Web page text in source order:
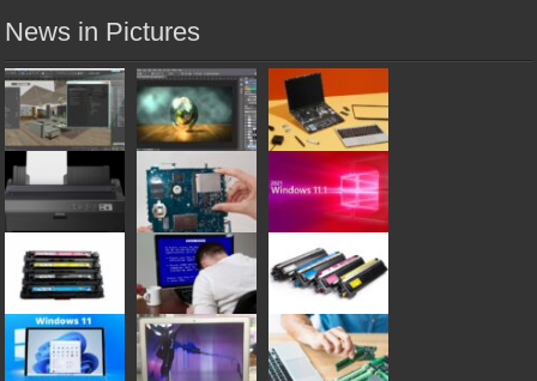
News in Pictures